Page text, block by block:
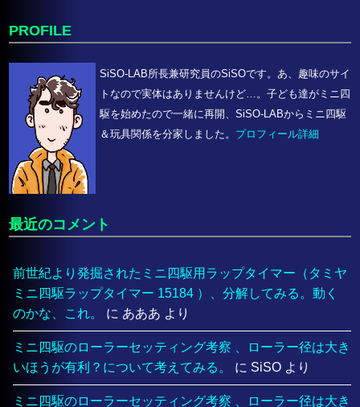
PROFILE
SiSO-LAB所長兼研究員のSiSOです。あ、趣味のサイ
トなので実体はありませんけど…。子ども達がミニ四
駆を始めたので一緒に再開、SiSO-LABからミニ四駆
＆玩具関係を分家しました。 プロフィール詳細
最近のコメント
前世紀より発掘されたミニ四駆用ラップタイマー（タミヤ
ミニ四駆ラップタイマー 15184 ）、分解してみる。動く
のかな、これ。
に あああ より
ミニ四駆のローラーセッティング考察 、ローラー径は大き
いほうが有利？について考えてみる。
に SiSO より
ミニ四駆のローラーセッティング考察 、ローラー径は大き